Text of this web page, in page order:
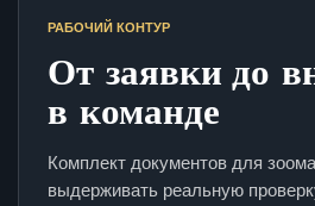
РАБОЧИЙ КОНТУР
От заявки до
в команде
Комплект документов для
выдерживать реальную